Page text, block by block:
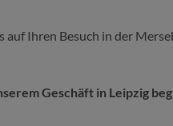
Ihren Besuch in der
Geschäft in Leipzig